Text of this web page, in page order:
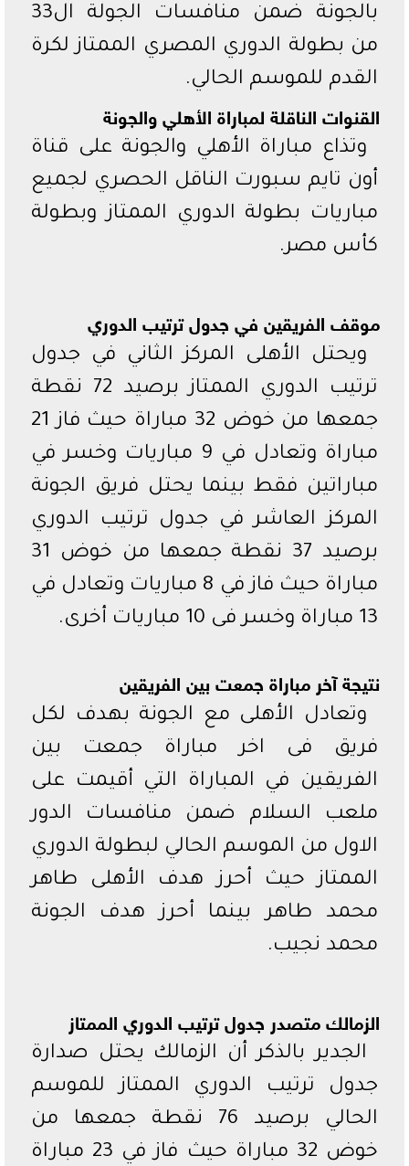
بالجونة ضمن منافسات الجولة ال33
من بطولة الدوري المصري الممتاز لكرة
القدم للموسم الحالي.
القنوات الناقلة لمباراة الأهلي والجونة
وتذاع مباراة الأهلي والجونة على قناة
أون تايم سبورت الناقل الحصري لجميع
مباريات بطولة الدوري الممتاز وبطولة
كأس مصر.
موقف الفريقين في جدول ترتيب الدوري
ويحتل الأهلى المركز الثاني في جدول
ترتيب الدوري الممتاز برصيد 72 نقطة
جمعها من خوض 32 مباراة حيث فاز 21
مباراة وتعادل في 9 مباريات وخسر في
مباراتين فقط بينما يحتل فريق الجونة
المركز العاشر في جدول ترتيب الدوري
برصيد 37 نقطة جمعها من خوض 31
مباراة حيث فاز في 8 مباريات وتعادل في
13 مباراة وخسر فى 10 مباريات أخرى.
نتيجة آخر مباراة جمعت بين الفريقين
وتعادل الأهلى مع الجونة بهدف لكل
فريق فى اخر مباراة جمعت بين
الفريقين في المباراة التي أقيمت على
ملعب السلام ضمن منافسات الدور
الاول من الموسم الحالي لبطولة الدوري
الممتاز حيث أحرز هدف الأهلى طاهر
محمد طاهر بينما أحرز هدف الجونة
محمد نجيب.
الزمالك متصدر جدول ترتيب الدوري الممتاز
الجدير بالذكر أن الزمالك يحتل صدارة
جدول ترتيب الدوري الممتاز للموسم
الحالي برصيد 76 نقطة جمعها من
خوض 32 مباراة حيث فاز في 23 مباراة